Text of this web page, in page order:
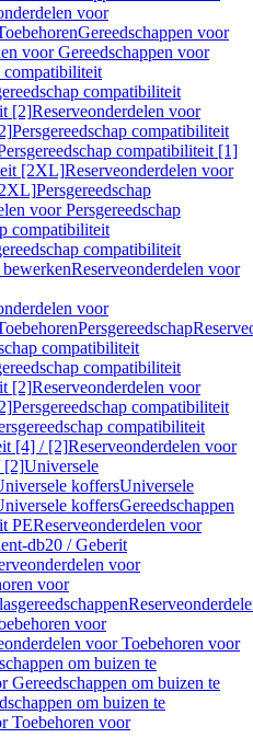
voor
Gereedschappen voor
voor Gereedschappen voor
compatibiliteit
compatibiliteit
[2]Reserveonderdelen voor
Persgereedschap compatibiliteit
compatibiliteit [1]
[2XL]Reserveonderdelen voor
Persgereedschap
voor Persgereedschap
compatibiliteit
compatibiliteit
Reserveonderdelen voor
voor
Persgereedschap
compatibiliteit
compatibiliteit
[2]Reserveonderdelen voor
Persgereedschap compatibiliteit
compatibiliteit
[4] / [2]Reserveonderdelen voor
[2]Universele
koffersUniversele
koffersGereedschappen
PEReserveonderdelen voor
db20 / Geberit
voor
voor
voor
voor Toebehoren voor
om buizen te
Gereedschappen om buizen te
om buizen te
Toebehoren voor